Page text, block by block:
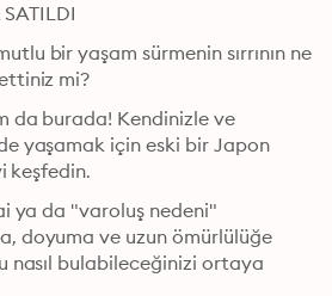
bir yaşam sürmenin sırrının ne
mi?
da burada! Kendinizle ve
yaşamak için eski bir Japon
keşfedin.
ya da "varoluş nedeni"
doyuma ve uzun ömürlülüğe
nasıl bulabileceğinizi ortaya